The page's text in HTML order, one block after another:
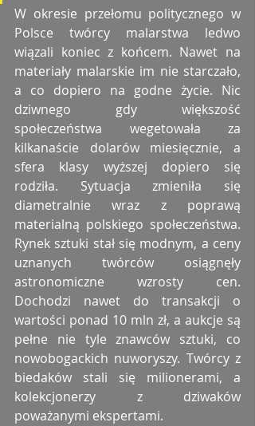
W okresie przełomu politycznego w
Polsce twórcy malarstwa ledwo
wiązali koniec z końcem. Nawet na
materiały malarskie im nie starczało,
a co dopiero na godne życie. Nic
dziwnego gdy większość
społeczeństwa wegetowała za
kilkanaście dolarów miesięcznie, a
sfera klasy wyższej dopiero się
rodziła. Sytuacja zmieniła się
diametralnie wraz z poprawą
materialną polskiego społeczeństwa.
Rynek sztuki stał się modnym, a ceny
uznanych twórców osiągnęły
astronomiczne wzrosty cen.
Dochodzi nawet do transakcji o
wartości ponad 10 mln zł, a aukcje są
pełne nie tyle znawców sztuki, co
nowobogackich nuworyszy. Twórcy z
biedaków stali się milionerami, a
kolekcjonerzy z dziwaków
poważanymi ekspertami.